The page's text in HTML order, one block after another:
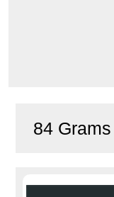
84 Grams